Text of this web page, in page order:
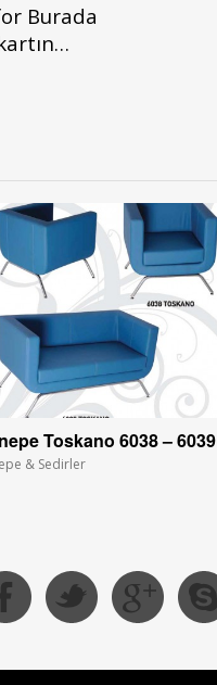
Burada
Toskano 6038 – 6039
& Sedirler